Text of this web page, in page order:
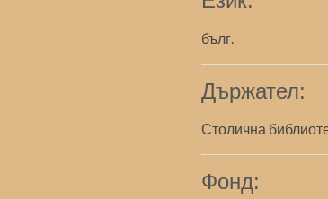
бълг.
Държател:
Столична
Фонд: